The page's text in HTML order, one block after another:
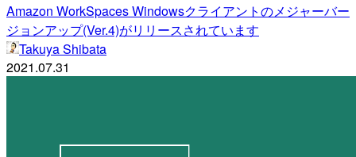
Amazon WorkSpaces Windowsクライアントのメジャーバー
ジョンアップ(Ver.4)がリリースされています
Takuya Shibata
2021.07.31